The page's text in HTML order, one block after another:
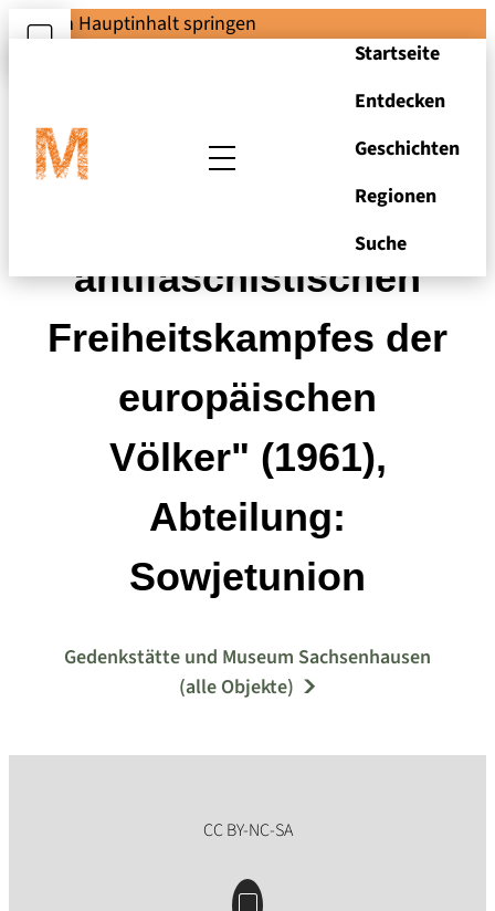
Zum Hauptinhalt springen
Startseite
Entdecken
Geschichten
Regionen
Suche
"Museum des
antifaschistischen
Freiheitskampfes der
europäischen
Völker" (1961),
Abteilung:
Sowjetunion
Gedenkstätte und Museum Sachsenhausen
(alle Objekte)